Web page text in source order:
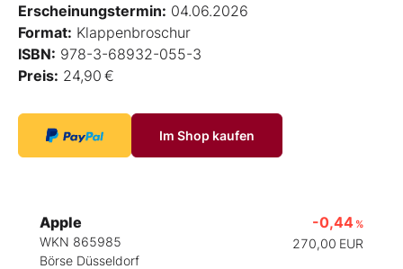
Erscheinungstermin: 04.06.2026
Format: Klappenbroschur
ISBN: 978-3-68932-055-3
Preis: 24,90 €
Im Shop kaufen
Apple
WKN 865985
Börse Düsseldorf
-0,44 %
270,00 EUR